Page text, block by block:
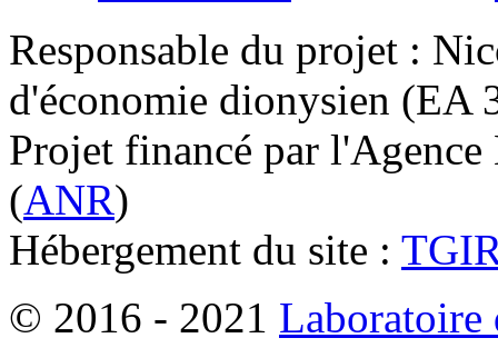
Responsable du projet :
d'économie dionysien
Projet financé par l'Agence
(ANR)
Hébergement du site :
© 2016 - 2021 Laboratoire